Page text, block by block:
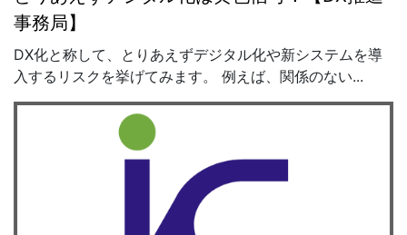
事務局】
DX化と称して、とりあえずデジタル化や新システムを導
入するリスクを挙げてみます。 例えば、関係のない...